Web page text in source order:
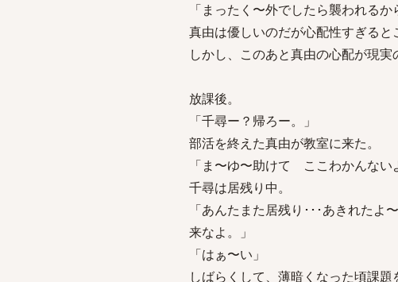
「まったく〜外でしたら襲われるか
真由は優しいのだが心配性すぎると
しかし、このあと真由の心配が現実
放課後。
「千尋ー？帰ろー。」
部活を終えた真由が教室に来た。
「ま〜ゆ〜助けて ここわかんない
千尋は居残り中。
「あんたまた居残り･･･あきれた
来なよ。」
「はぁ〜い」
しばらくして、薄暗くなった頃課題